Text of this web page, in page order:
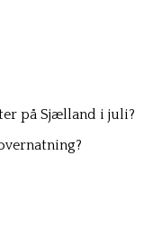
på Sjælland i juli?